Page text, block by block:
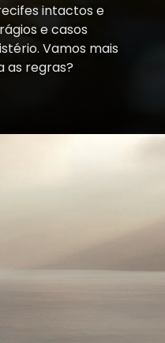
intactos e
e casos
Vamos mais
as regras?